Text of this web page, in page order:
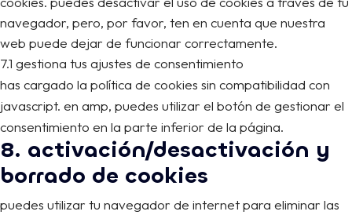
navegador, pero, por favor, ten en cuenta que nuestra
web puede dejar de funcionar correctamente.
7.1 gestiona tus ajustes de consentimiento
has cargado la política de cookies sin compatibilidad con
javascript. en amp, puedes utilizar el botón de gestionar el
consentimiento en la parte inferior de la página.
8. activación/desactivación y
borrado de cookies
puedes utilizar tu navegador de internet para eliminar las